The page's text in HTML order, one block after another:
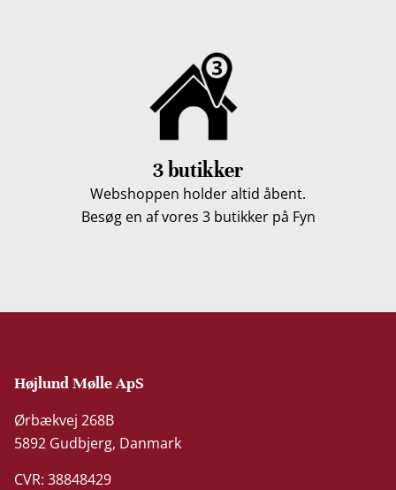
3 butikker
Webshoppen holder altid åbent.
Besøg en af vores 3 butikker på Fyn
Højlund Mølle ApS
Ørbækvej 268B
5892 Gudbjerg, Danmark
CVR: 38848429